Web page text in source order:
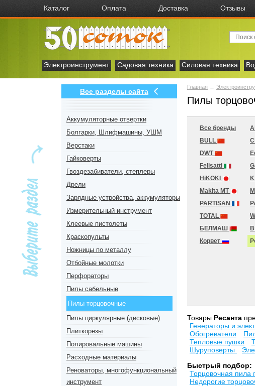
Каталог Оплата Доставка Отзывы
Электроинструмент
Садовая техника Силовая техника
Все разделы сайта
Аккумуляторные отвертки
Болгарки, Шлифмашины, УШМ
Верстаки
Гайковерты
Гвоздезабиватели, степлеры
Дрели
Зарядные устройства, аккумуляторы
Измерительный инструмент
Клеевые пистолеты
Краскопульты
Ножницы по металлу
Отбойные молотки
Перфораторы
Пилы сабельные
Пилы торцовочные
Пилы циркулярные (дисковые)
Плиткорезы
Полировальные машины
Расходные материалы
Реноваторы, многофункциональный
инструмент
Главная →
Пилы
Все бренды
BULL
DWT
Felisatti
HiKOKI
Makita MT
PARTISAN
TOTAL
БЕЛМАШ
Корвет
Товары Ресанта
Генераторы и
Обогреватели
Тепловые пушки
Шуруповерты
Быстрый подбор:
Торцовочная пила
Недорогие